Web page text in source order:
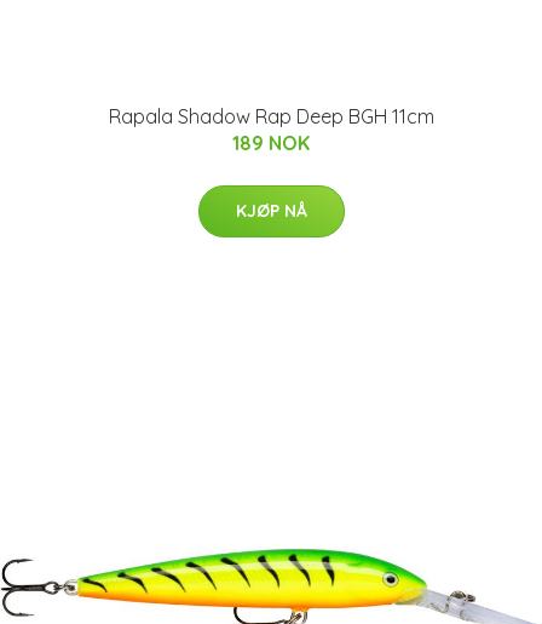
Rapala Shadow Rap Deep BGH 11cm
189 NOK
KJØP NÅ